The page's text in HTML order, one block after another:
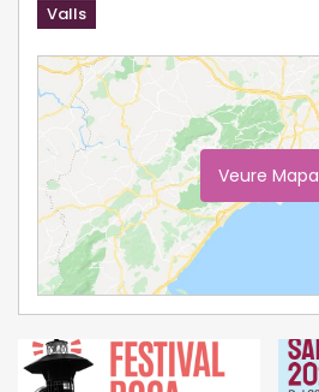
Valls
Veure Mapa